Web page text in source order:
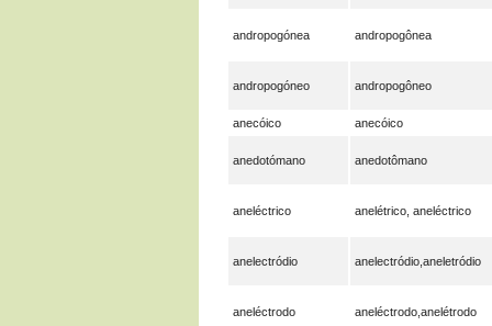
andropogónea andropogônea
andropogóneo andropogôneo
anecóico anecóico
anedotómano anedotômano
aneléctrico anelétrico, aneléctrico
anelectródio anelectródio,aneletródio
aneléctrodo aneléctrodo,anelétrodo